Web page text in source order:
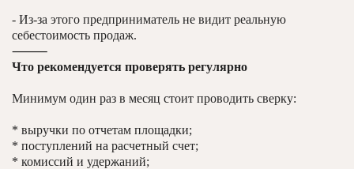
- Из-за этого предприниматель не видит реальную
себестоимость продаж.
⸻
Что рекомендуется проверять регулярно
Минимум один раз в месяц стоит проводить сверку:
* выручки по отчетам площадки;
* поступлений на расчетный счет;
* комиссий и удержаний;